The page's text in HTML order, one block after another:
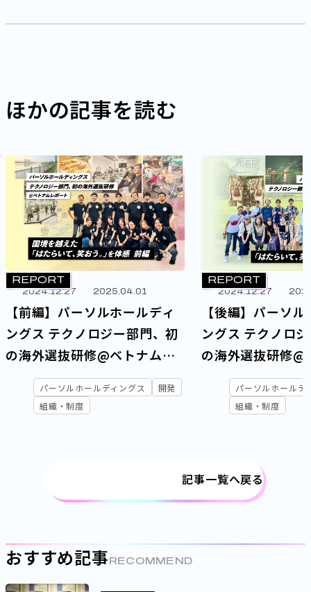
ほかの記事を読む
REPORT
2024.12.27 2025.04.01
【前編】パーソルホールディ
ングス テクノロジー部門、初
の海外選抜研修@ベトナムレ
ポート―国境を越えた「はた
らいて、笑おう。」を体感
パーソルホールディングス
開発
組織・制度
REPORT
2024.12.27
【後編】パーソ
ングス テクノロ
の海外選抜研修@
ポート―国境を
らいて、笑おう
パーソルホールデ
組織・制度
記事一覧へ戻る
おすすめ記事 RECOMMEND